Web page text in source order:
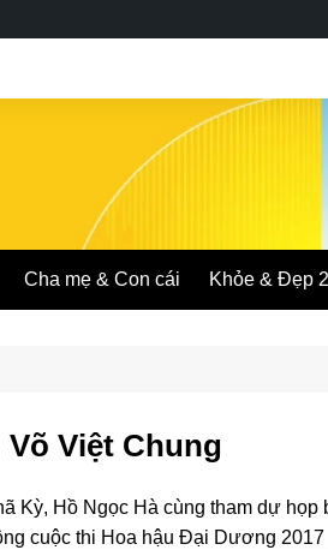
Cha mẹ & Con cái Khỏe & Đẹp
Võ Việt Chung